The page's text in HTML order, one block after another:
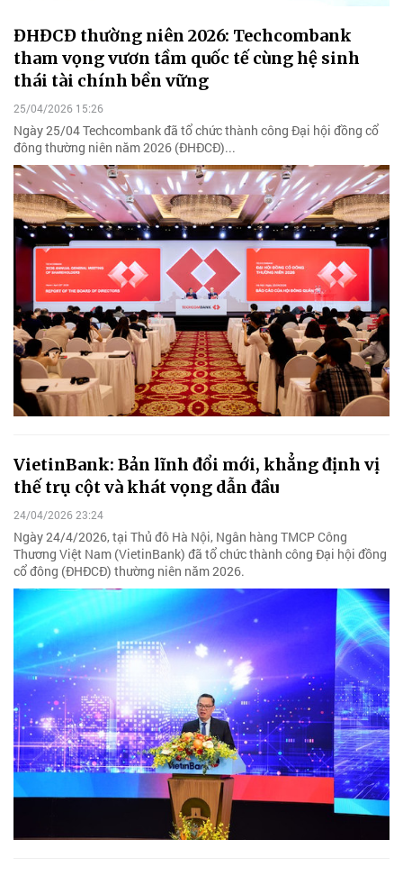
ĐHĐCĐ thường niên 2026: Techcombank
tham vọng vươn tầm quốc tế cùng hệ sinh
thái tài chính bền vững
25/04/2026 15:26
Ngày 25/04 Techcombank đã tổ chức thành công Đại hội đồng cổ
đông thường niên năm 2026 (ĐHĐCĐ)...
VietinBank: Bản lĩnh đổi mới, khẳng định vị
thế trụ cột và khát vọng dẫn đầu
24/04/2026 23:24
Ngày 24/4/2026, tại Thủ đô Hà Nội, Ngân hàng TMCP Công
Thương Việt Nam (VietinBank) đã tổ chức thành công Đại hội đồng
cổ đông (ĐHĐCĐ) thường niên năm 2026.